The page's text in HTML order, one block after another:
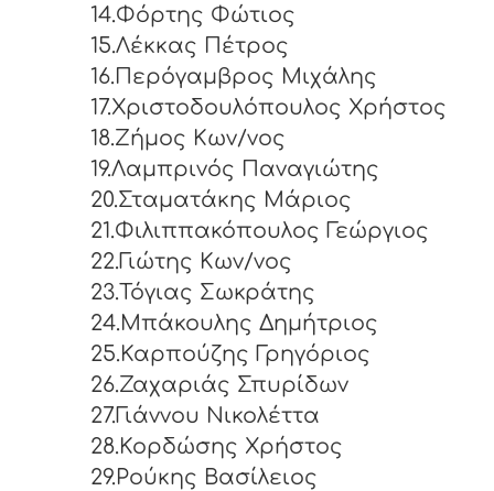
14.Φόρτης Φώτιος
15.Λέκκας Πέτρος
16.Περόγαμβρος Μιχάλης
17.Χριστοδουλόπουλος Χρήστος
18.Ζήμος Κων/νος
19.Λαμπρινός Παναγιώτης
20.Σταματάκης Μάριος
21.Φιλιππακόπουλος Γεώργιος
22.Γιώτης Κων/νος
23.Τόγιας Σωκράτης
24.Μπάκουλης Δημήτριος
25.Καρπούζης Γρηγόριος
26.Ζαχαριάς Σπυρίδων
27.Γιάννου Νικολέττα
28.Κορδώσης Χρήστος
29.Ρούκης Βασίλειος